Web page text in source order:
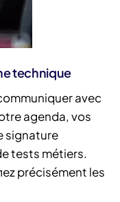
technique
avec
agenda, vos
signature
tests métiers.
précisément les